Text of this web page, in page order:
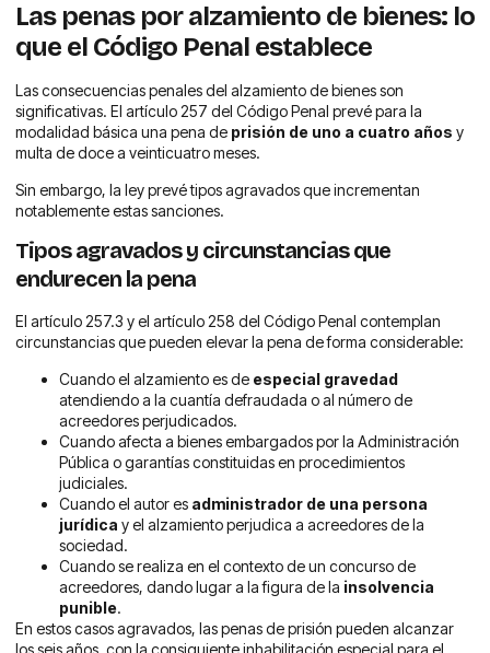
Las penas por alzamiento de bienes: lo
que el Código Penal establece
Las consecuencias penales del alzamiento de bienes son
significativas. El artículo 257 del Código Penal prevé para la
modalidad básica una pena de prisión de uno a cuatro años y
multa de doce a veinticuatro meses.
Sin embargo, la ley prevé tipos agravados que incrementan
notablemente estas sanciones.
Tipos agravados y circunstancias que
endurecen la pena
El artículo 257.3 y el artículo 258 del Código Penal contemplan
circunstancias que pueden elevar la pena de forma considerable:
Cuando el alzamiento es de especial gravedad
atendiendo a la cuantía defraudada o al número de
acreedores perjudicados.
Cuando afecta a bienes embargados por la Administración
Pública o garantías constituidas en procedimientos
judiciales.
Cuando el autor es administrador de una persona
jurídica y el alzamiento perjudica a acreedores de la
sociedad.
Cuando se realiza en el contexto de un concurso de
acreedores, dando lugar a la figura de la insolvencia
punible.
En estos casos agravados, las penas de prisión pueden alcanzar
los seis años, con la consiguiente inhabilitación especial para el